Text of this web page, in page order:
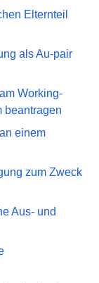
Elternteil
als Au-pair
Working-
beantragen
einem
zum Zweck
Aus- und